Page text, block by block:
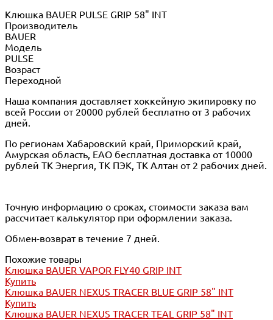
Клюшка BAUER PULSE GRIP 58" INT
Производитель
BAUER
Модель
PULSE
Возраст
Переходной
Наша компания доставляет хоккейную экипировку по
всей России от 20000 рублей бесплатно от 3 рабочих
дней.
По регионам Хабаровский край, Приморский край,
Амурская область, ЕАО бесплатная доставка от 10000
рублей ТК Энергия, ТК ПЭК, ТК Алтан от 2 рабочих дней.
Точную информацию о сроках, стоимости заказа вам
рассчитает калькулятор при оформлении заказа.
Обмен-возврат в течение 7 дней.
Похожие товары
Клюшка BAUER VAPOR FLY40 GRIP INT
Купить
Клюшка BAUER NEXUS TRACER BLUE GRIP 58" INT
Купить
Клюшка BAUER NEXUS TRACER TEAL GRIP 58" INT